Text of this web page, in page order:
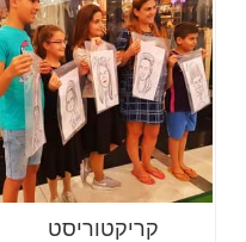
קריקטוריסט